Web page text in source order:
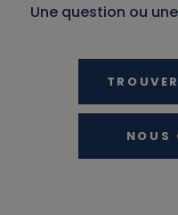
Une question ou
NOUS